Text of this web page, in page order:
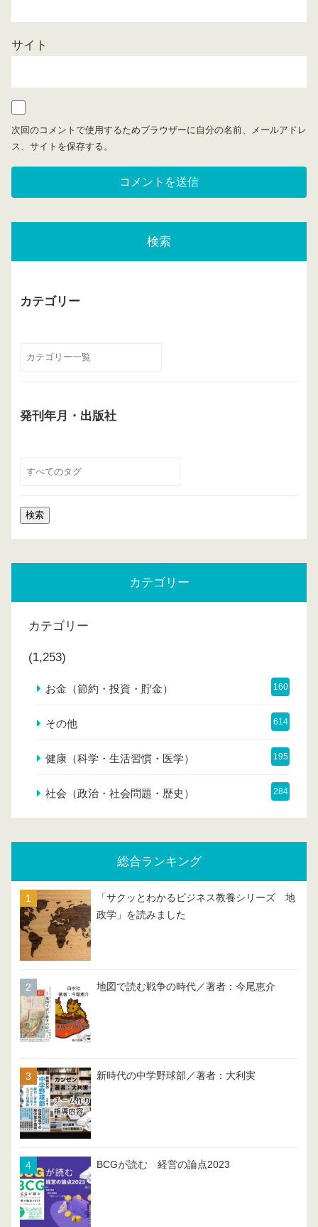
サイト
次回のコメントで使用するためブラウザーに自分の名前、メールアドレ
ス、サイトを保存する。
検索
カテゴリー
発刊年月・出版社
カテゴリー
カテゴリー
(1,253)
お金（節約・投資・貯金） 160
その他 614
健康（科学・生活習慣・医学） 195
社会（政治・社会問題・歴史） 284
総合ランキング
「サクッとわかるビジネス教養シリーズ 地
政学」を読みました
地図で読む戦争の時代／著者：今尾恵介
新時代の中学野球部／著者：大利実
BCGが読む 経営の論点2023